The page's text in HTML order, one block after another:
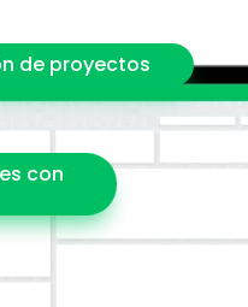
con
de proyectos